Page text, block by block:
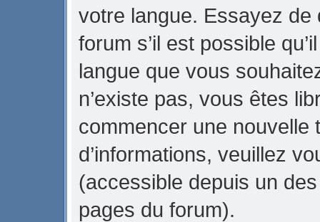
votre langue. Essayez
forum s’il est possible
langue que vous
n’existe pas, vous êtes
commencer une nouvelle
d’informations, veuillez
(accessible depuis un
pages du forum).